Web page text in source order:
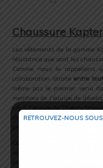
Chaussure
Les vêtements de la gamme
résistance que sont les
Comme nous le rappelions
collaboration étroiteentre
même pas le premier venu
membres de l’équipe de
est à l’écoute de Thierry
de nombreux allers/retours
RETROUVEZ-NOUS